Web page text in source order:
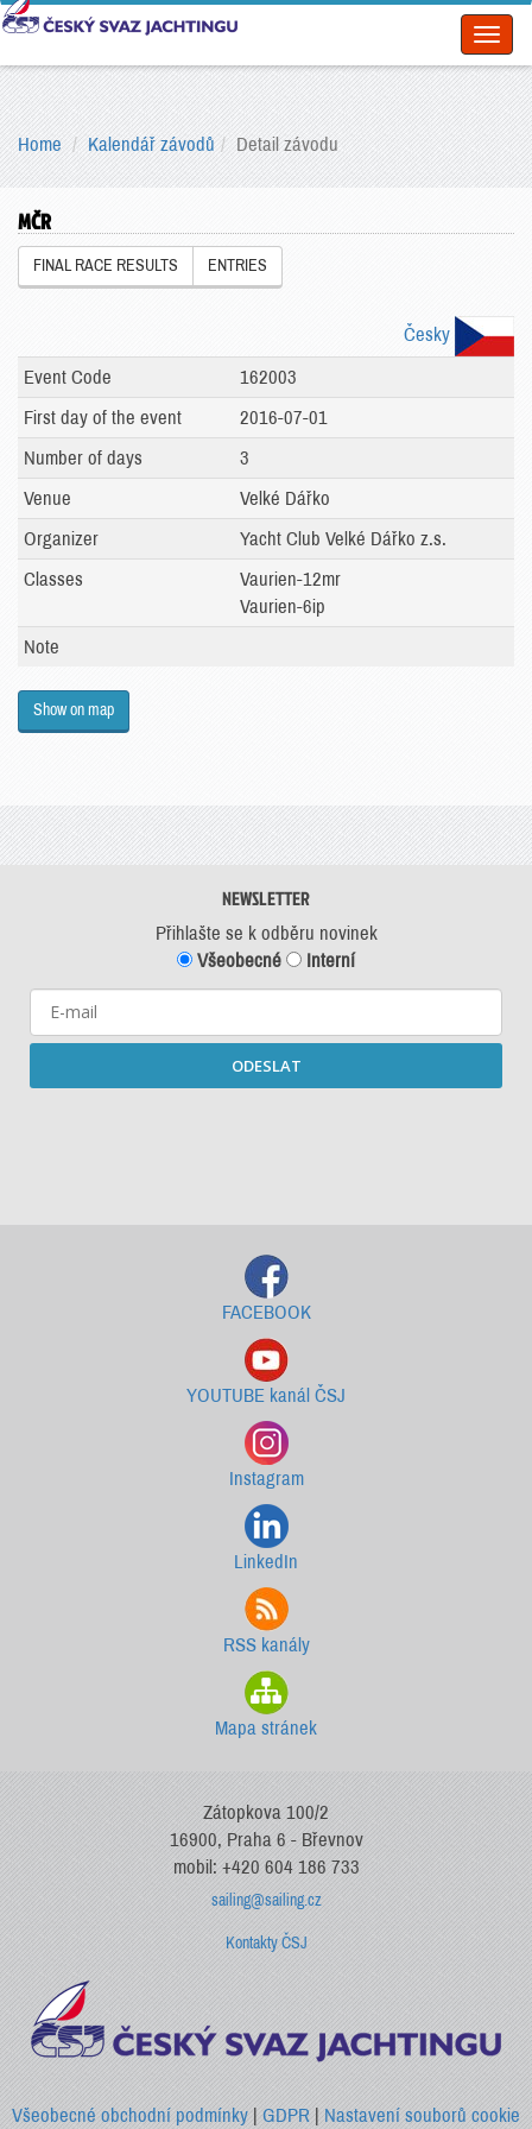
Home Kalendář závodů Detail závodu
MČR
FINAL RACE RESULTS ENTRIES
Česky
Event Code
162003
First day of the event
2016-07-01
Number of days
3
Venue
Velké Dářko
Organizer
Yacht Club Velké Dářko z.s.
Classes
Vaurien-12mr
Vaurien-6ip
Note
Show on map
NEWSLETTER
Přihlašte se k odběru novinek
Všeobecné
Interní
ODESLAT
FACEBOOK
YOUTUBE kanál ČSJ
Instagram
LinkedIn
RSS kanály
Mapa stránek
Zátopkova 100/2
16900, Praha 6 - Břevnov
mobil: +420 604 186 733
sailing@sailing.cz
Kontakty ČSJ
Všeobecné obchodní podmínky |GDPR |Nastavení souborů cookie